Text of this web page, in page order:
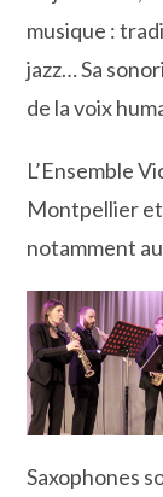
musique :
jazz… Sa
de la voix
L’Ensemble
Montpellier
notamment
Saxophones